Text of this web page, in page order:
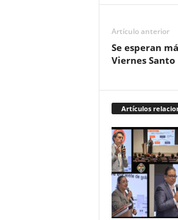
Artículo anterior
Se esperan
Viernes Santo
Artículos